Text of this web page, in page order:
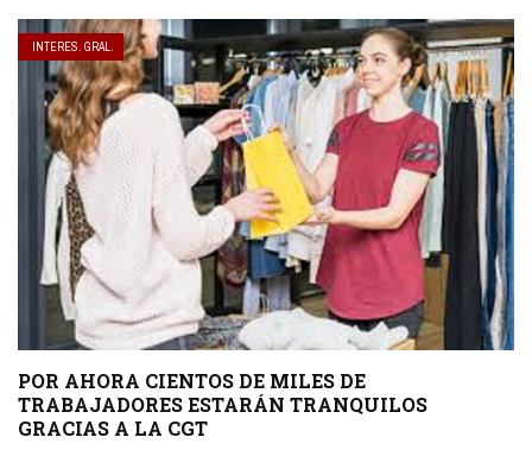
INTERES. GRAL.
POR AHORA CIENTOS DE MILES DE
TRABAJADORES ESTARÁN TRANQUILOS
GRACIAS A LA CGT